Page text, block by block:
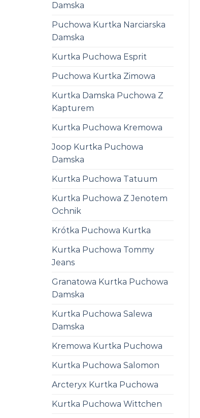
Damska
Puchowa Kurtka Narciarska
Damska
Kurtka Puchowa Esprit
Puchowa Kurtka Zimowa
Kurtka Damska Puchowa Z
Kapturem
Kurtka Puchowa Kremowa
Joop Kurtka Puchowa
Damska
Kurtka Puchowa Tatuum
Kurtka Puchowa Z Jenotem
Ochnik
Krótka Puchowa Kurtka
Kurtka Puchowa Tommy
Jeans
Granatowa Kurtka Puchowa
Damska
Kurtka Puchowa Salewa
Damska
Kremowa Kurtka Puchowa
Kurtka Puchowa Salomon
Arcteryx Kurtka Puchowa
Kurtka Puchowa Wittchen